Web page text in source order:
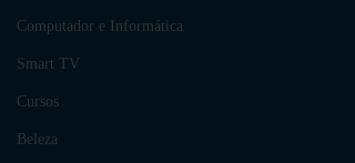
Computador e Informática
Smart TV
Cursos
Beleza